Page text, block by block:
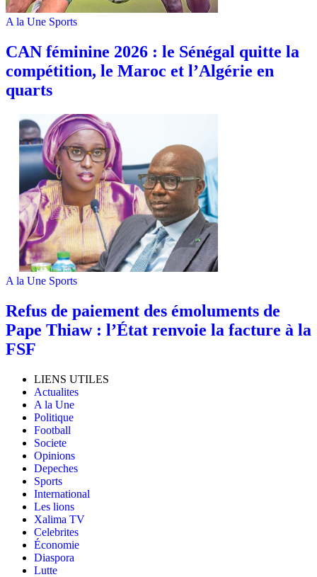
A la Une Sports
‎CAN féminine 2026 : le Sénégal quitte la
compétition, le Maroc et l’Algérie en
quarts
A la Une Sports
Refus de paiement des émoluments de
Pape Thiaw : l’État renvoie la facture à la
FSF
LIENS UTILES
Actualites
A la Une
Politique
Football
Societe
Opinions
Depeches
Sports
International
Les lions
Xalima TV
Celebrites
Économie
Diaspora
Lutte